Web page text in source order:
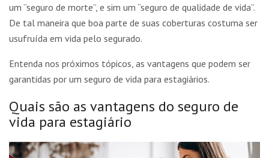
um “seguro de morte”, e sim um “seguro de qualidade de vida”.
De tal maneira que boa parte de suas coberturas costuma ser
usufruída em vida pelo segurado.
Entenda nos próximos tópicos, as vantagens que podem ser
garantidas por um seguro de vida para estagiários.
Quais são as vantagens do seguro de
vida para estagiário